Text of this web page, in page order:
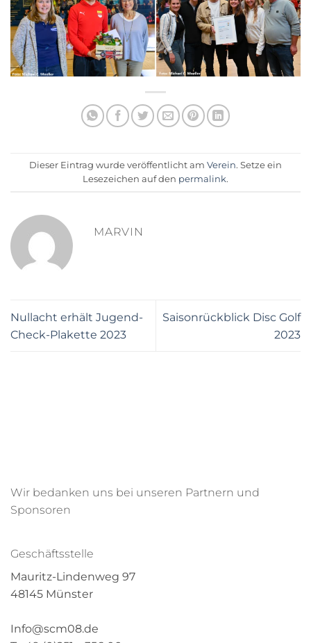
Dieser Eintrag wurde veröffentlicht am Verein. Setze ein
Lesezeichen auf den permalink.
MARVIN
Nullacht erhält Jugend-
Check-Plakette 2023
Saisonrückblick Disc Golf
2023
Wir bedanken uns bei unseren Partnern und
Sponsoren
Geschäftsstelle
Mauritz-Lindenweg 97
48145 Münster
Info@scm08.de